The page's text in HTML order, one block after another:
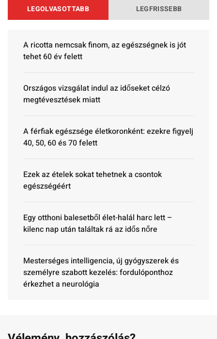
LEGOLVASOTTABB LEGFRISSEBB
A ricotta nemcsak finom, az egészségnek is jót
tehet 60 év felett
Országos vizsgálat indul az időseket célzó
megtévesztések miatt
A férfiak egészsége életkoronként: ezekre figyelj
40, 50, 60 és 70 felett
Ezek az ételek sokat tehetnek a csontok
egészségéért
Egy otthoni balesetből élet-halál harc lett –
kilenc nap után találtak rá az idős nőre
Mesterséges intelligencia, új gyógyszerek és
személyre szabott kezelés: fordulóponthoz
érkezhet a neurológia